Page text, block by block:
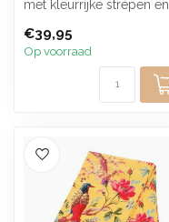
met kleurrijke strepen en
ka...
€39,95
Op voorraad